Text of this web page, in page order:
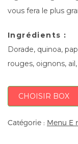
vous fera le plus
Ingrédients :
Dorade, quinoa,
rouges, oignons,
CHOISIR BOX
Catégorie : Menu E